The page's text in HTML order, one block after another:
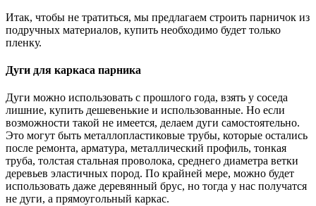
Итак, чтобы не тратиться, мы предлагаем строить парничок из
подручных материалов, купить необходимо будет только
пленку.
Дуги для каркаса парника
Дуги можно использовать с прошлого года, взять у соседа
лишние, купить дешевенькие и использованные. Но если
возможности такой не имеется, делаем дуги самостоятельно.
Это могут быть металлопластиковые трубы, которые остались
после ремонта, арматура, металлический профиль, тонкая
труба, толстая стальная проволока, среднего диаметра ветки
деревьев эластичных пород. По крайней мере, можно будет
использовать даже деревянный брус, но тогда у нас получатся
не дуги, а прямоугольный каркас.